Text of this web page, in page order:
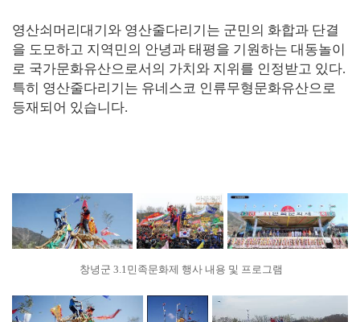
영산쇠머리대기와 영산줄다리기는 군민의 화합과 단결
을 도모하고 지역민의 안녕과 태평을 기원하는 대동놀이
로 국가문화유산으로서의 가치와 지위를 인정받고 있다.
특히 영산줄다리기는 유네스코 인류무형문화유산으로
등재되어 있습니다.
창녕군 3.1민족문화제 행사 내용 및 프로그램